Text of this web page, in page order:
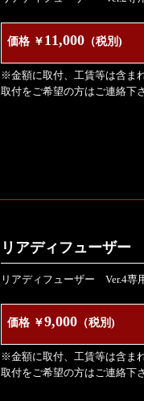
価格 ￥ 11,000 （税別)
※金額に取付、工賃等は含ま
取付をご希望の方はご連絡下
リアディフューザー
リアディフューザー Ver.4専
価格 ￥9,000 （税別)
※金額に取付、工賃等は含ま
取付をご希望の方はご連絡下